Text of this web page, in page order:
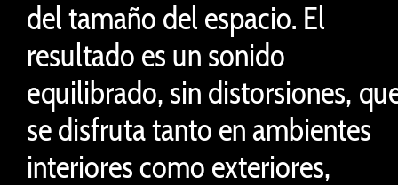
del tamaño del espacio. El
resultado es un sonido
equilibrado, sin distorsiones,
se disfruta tanto en ambientes
interiores como exteriores,